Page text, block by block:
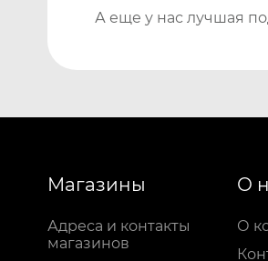
А еще у нас лучшая
Магазины
Адреса и контакты
магазинов
О
О